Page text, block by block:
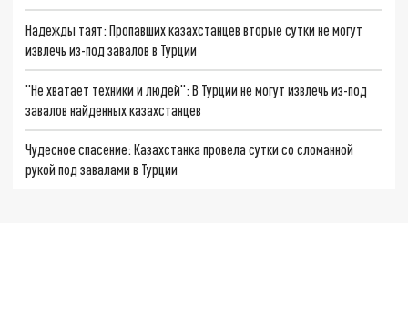
Надежды таят: Пропавших казахстанцев вторые сутки не могут
извлечь из-под завалов в Турции
"Не хватает техники и людей": В Турции не могут извлечь из-под
завалов найденных казахстанцев
Чудесное спасение: Казахстанка провела сутки со сломанной
рукой под завалами в Турции